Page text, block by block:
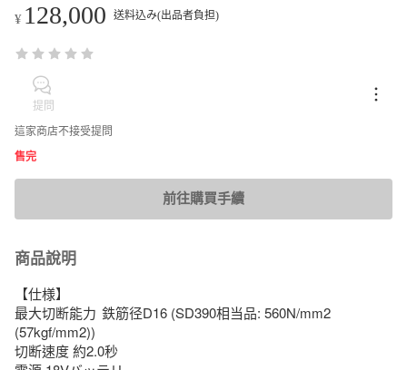
¥ 128,000 送料込み(出品者負担)
提問
這家商店不接受提問
售完
前往購買手續
商品說明
【仕様】
最大切断能力	鉄筋径D16 (SD390相当品: 560N/mm2
(57kgf/mm2))
切断速度	約2.0秒